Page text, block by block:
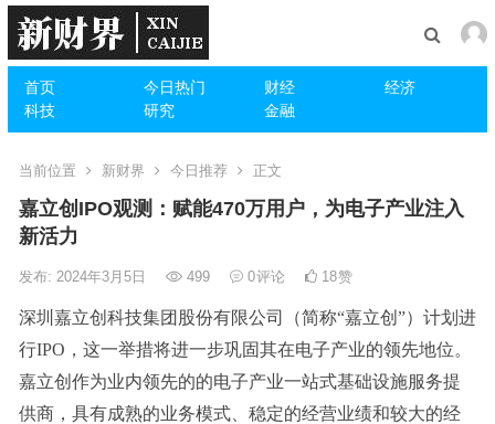
首页 今日热门 财经
经济
科技
研究 金融
当前位置 新财界 今日推荐 正文
嘉立创IPO观测：赋能470万用户，为电子产业注入
新活力
发布: 2024年3月5日 499 0评论 18赞
深圳嘉立创科技集团股份有限公司（简称“嘉立创”）计划进
行IPO，这一举措将进一步巩固其在电子产业的领先地位。
嘉立创作为业内领先的的电子产业一站式基础设施服务提
供商，具有成熟的业务模式、稳定的经营业绩和较大的经